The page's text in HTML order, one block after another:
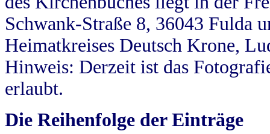
Schwank-Straße 8, 36043 Fulda
Heimatkreises Deutsch Krone,
Hinweis: Derzeit ist das
erlaubt.
Die Reihenfolge der Einträge